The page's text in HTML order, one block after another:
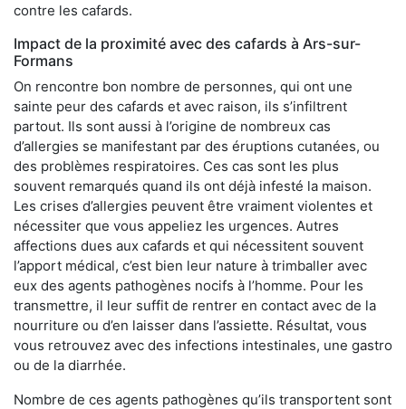
contre les cafards.
Impact de la proximité avec des cafards à Ars-sur-
Formans
On rencontre bon nombre de personnes, qui ont une
sainte peur des cafards et avec raison, ils s’infiltrent
partout. Ils sont aussi à l’origine de nombreux cas
d’allergies se manifestant par des éruptions cutanées, ou
des problèmes respiratoires. Ces cas sont les plus
souvent remarqués quand ils ont déjà infesté la maison.
Les crises d’allergies peuvent être vraiment violentes et
nécessiter que vous appeliez les urgences. Autres
affections dues aux cafards et qui nécessitent souvent
l’apport médical, c’est bien leur nature à trimballer avec
eux des agents pathogènes nocifs à l’homme. Pour les
transmettre, il leur suffit de rentrer en contact avec de la
nourriture ou d’en laisser dans l’assiette. Résultat, vous
vous retrouvez avec des infections intestinales, une gastro
ou de la diarrhée.
Nombre de ces agents pathogènes qu’ils transportent sont